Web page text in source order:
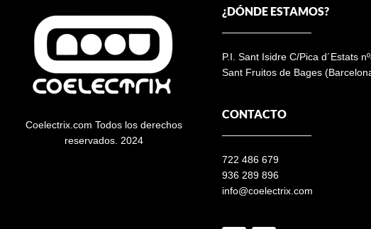
Coelectrix.com Todos los derechos
reservados. 2024
¿DÓNDE ESTAMOS?
P.I. Sant Isidre C/Pica d´Estats
Sant Fruitos de Bages
CONTACTO
722 486 679
936 289 896
info@coelectrix.com